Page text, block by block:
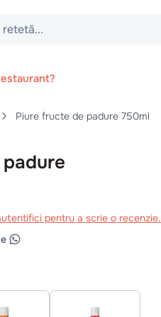
Piure fructe de padure 750ml
pentru a scrie o recenzie.